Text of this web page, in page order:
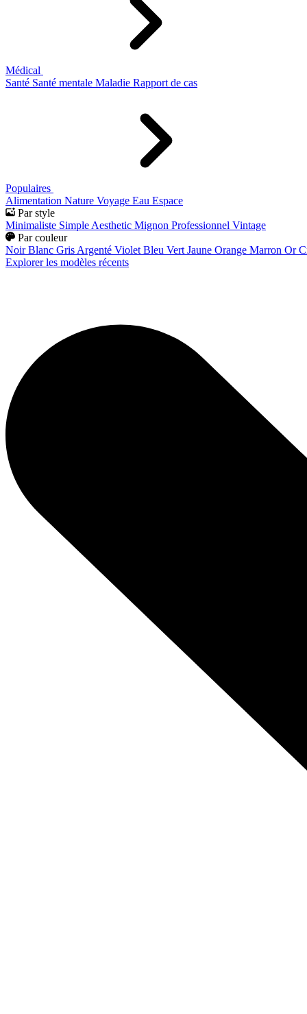
Médical
Santé Santé mentale Maladie Rapport de cas
Populaires
Alimentation Nature Voyage Eau Espace
Par style
Minimaliste Simple Aesthetic Mignon Professionnel Vintage
Par couleur
Noir Blanc Gris Argenté Violet Bleu Vert Jaune Orange Marron Or
Explorer les modèles récents